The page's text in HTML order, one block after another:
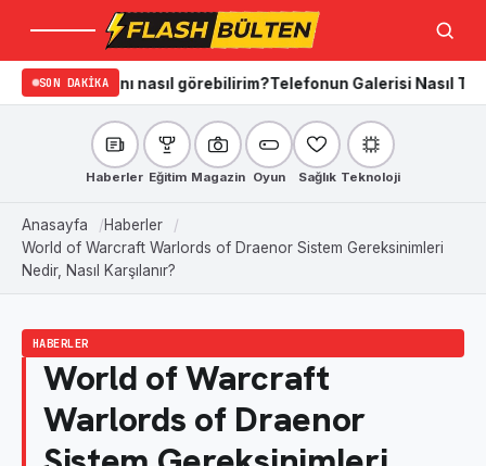
Menü Ara
SON DAKIKA
nasıl görebilirim?Telefonun Galerisi Nasıl Temizlenir?
Haberler Eğitim Magazin Oyun Sağlık Teknoloji
Anasayfa
Haberler
World of Warcraft Warlords of Draenor Sistem Gereksinimleri
Nedir, Nasıl Karşılanır?
HABERLER
World of Warcraft
Warlords of Draenor